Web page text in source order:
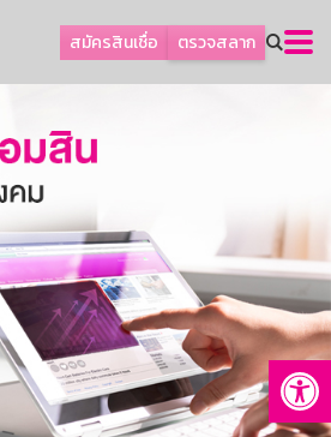
สมัครสินเชื่อ ตรวจสลาก
ย่อย